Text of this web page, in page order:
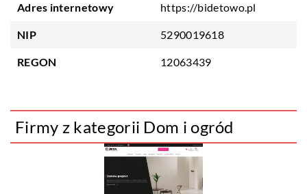
Adres internetowy https://bidetowo.pl
NIP 5290019618
REGON 12063439
Firmy z kategorii Dom i ogród